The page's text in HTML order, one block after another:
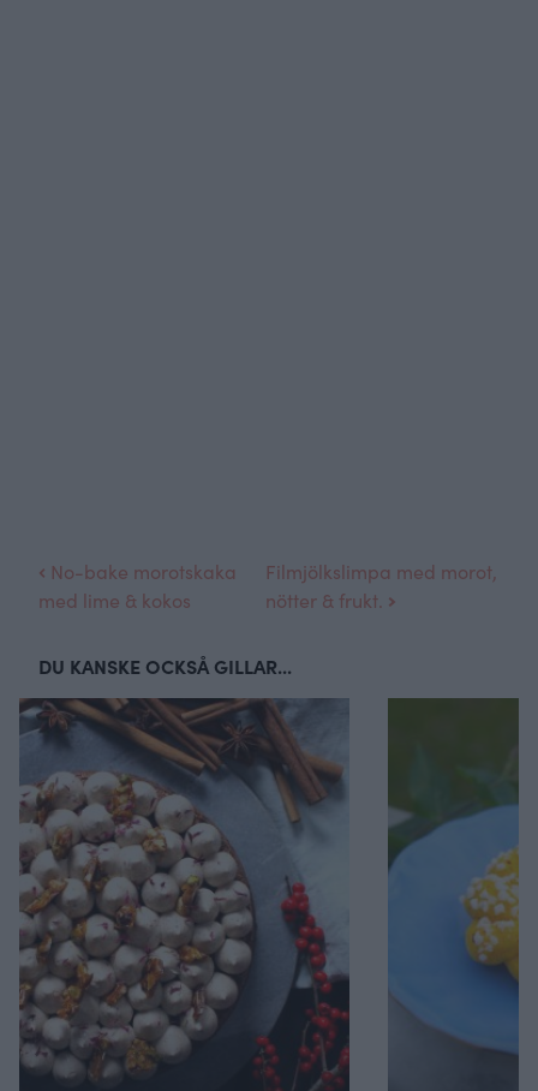
No-bake morotskaka
med lime & kokos
Filmjölkslimpa med morot,
nötter & frukt.
DU KANSKE OCKSÅ GILLAR...